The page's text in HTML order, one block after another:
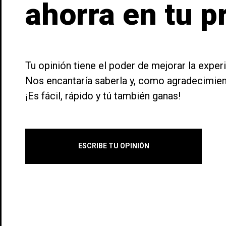
ahorra en tu
Tu opinión tiene el poder de mejorar la
Nos encantaría saberla y, como
¡Es fácil, rápido y tú también ganas!
ESCRIBE TU OPINIÓN